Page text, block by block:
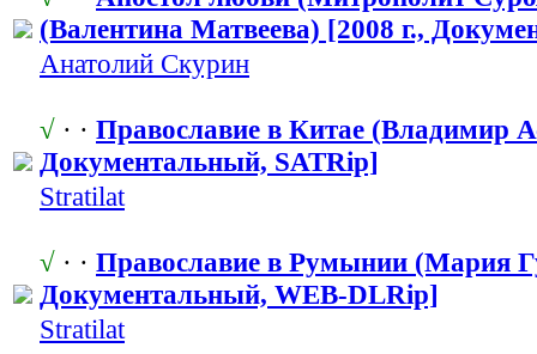
(Валентина Матвеева) [2008 г.,
Анатолий Скурин
√ · · Православие в Китае (Владимир
Документальн​ый, SATRip]
Stratilat
√ · · Православие в Румынии (Мария
Документальн​ый, WEB-DLRip]
Stratilat